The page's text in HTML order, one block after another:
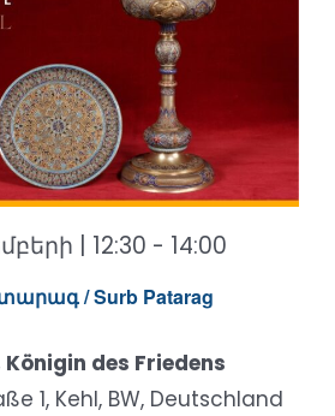
/ Surb Patarag
| 12:30 - 14:00
des Friedens
1, Kehl, BW, Deutschland